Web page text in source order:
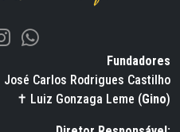
Fundadores
José Carlos Rodrigues Castilho
✝ Luiz Gonzaga Leme (Gino)